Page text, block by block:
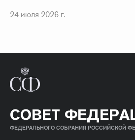
24 июля 2026 г.
СОВЕТ
ФЕДЕРАЛЬНОГО СОБРАНИЯ РОССИЙСКОЙ